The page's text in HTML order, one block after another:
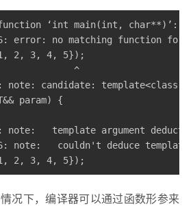
‘int main(int, char**)’:
error: no matching function
2, 3, 4, 5});
^
note: candidate: template<class
param) {
note:   template argument
note:   couldn't deduce template
2, 3, 4, 5});
况下，编译器可以通过函数形参来